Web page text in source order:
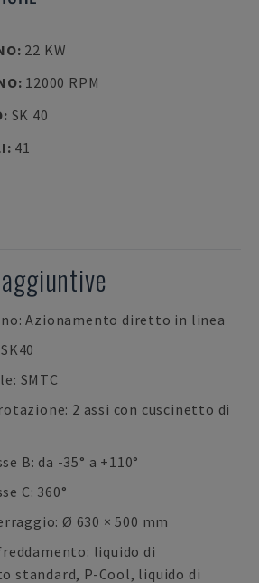
: 22 KW
: 12000 RPM
: SK 40
: 41
Azionamento diretto in linea
SMTC
2 assi con cuscinetto di
B: da -35° a +110°
C: 360°
Ø 630 × 500 mm
liquido di
standard, P-Cool, liquido di